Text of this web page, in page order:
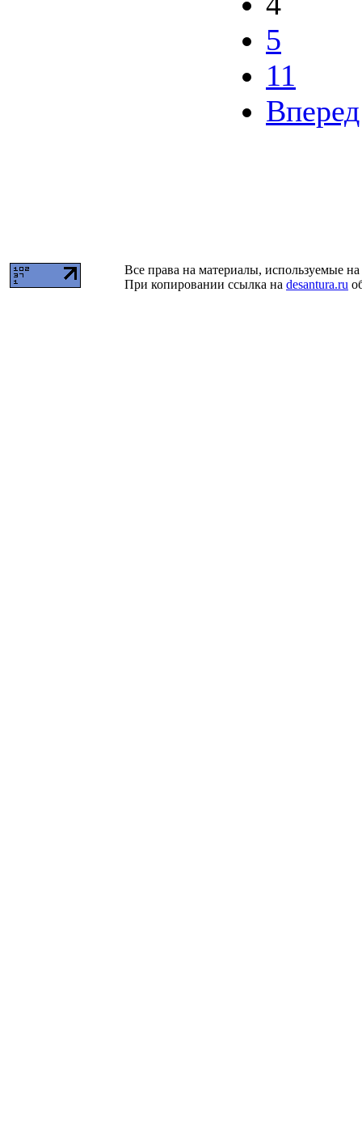
5
11
Вперед
Все права на материалы, используемые
При копировании ссылка на desantura.ru